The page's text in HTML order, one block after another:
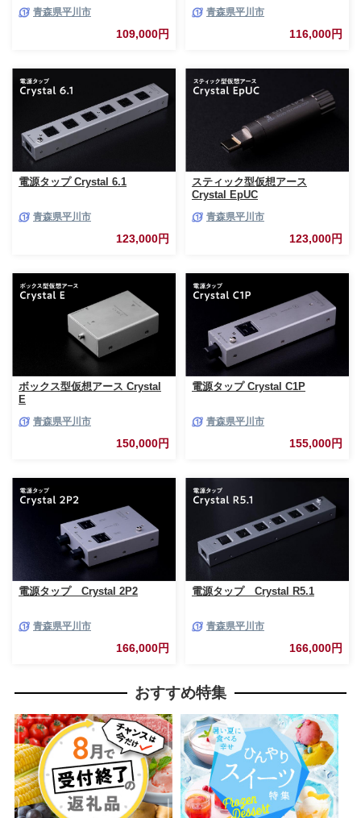
青森県平川市
109,000円
青森県平川市
116,000円
電源タップ Crystal 6.1
青森県平川市
123,000円
スティック型仮想アース
Crystal EpUC
青森県平川市
123,000円
ボックス型仮想アース Crystal
E
青森県平川市
150,000円
電源タップ Crystal C1P
青森県平川市
155,000円
電源タップ Crystal 2P2
青森県平川市
166,000円
電源タップ Crystal R5.1
青森県平川市
166,000円
おすすめ特集